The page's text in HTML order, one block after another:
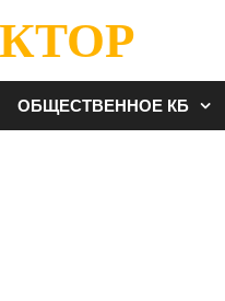
ОБЩЕСТВЕННОЕ КБ